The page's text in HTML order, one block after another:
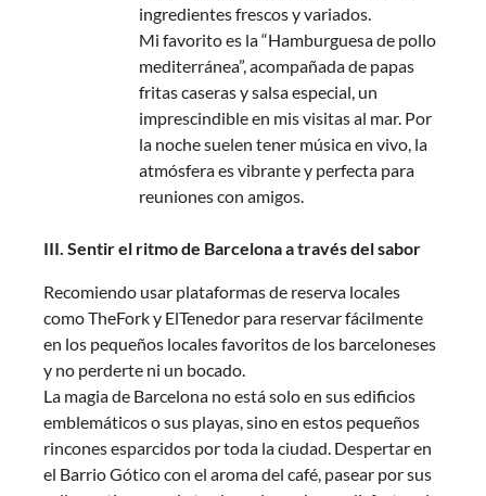
ingredientes frescos y variados.
Mi favorito es la “Hamburguesa de pollo
mediterránea”, acompañada de papas
fritas caseras y salsa especial, un
imprescindible en mis visitas al mar. Por
la noche suelen tener música en vivo, la
atmósfera es vibrante y perfecta para
reuniones con amigos.
III. Sentir el ritmo de Barcelona a través del sabor
Recomiendo usar plataformas de reserva locales
como TheFork y ElTenedor para reservar fácilmente
en los pequeños locales favoritos de los barceloneses
y no perderte ni un bocado.
La magia de Barcelona no está solo en sus edificios
emblemáticos o sus playas, sino en estos pequeños
rincones esparcidos por toda la ciudad. Despertar en
el Barrio Gótico con el aroma del café, pasear por sus